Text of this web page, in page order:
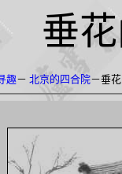
垂
趣－ 北京的四合院－垂